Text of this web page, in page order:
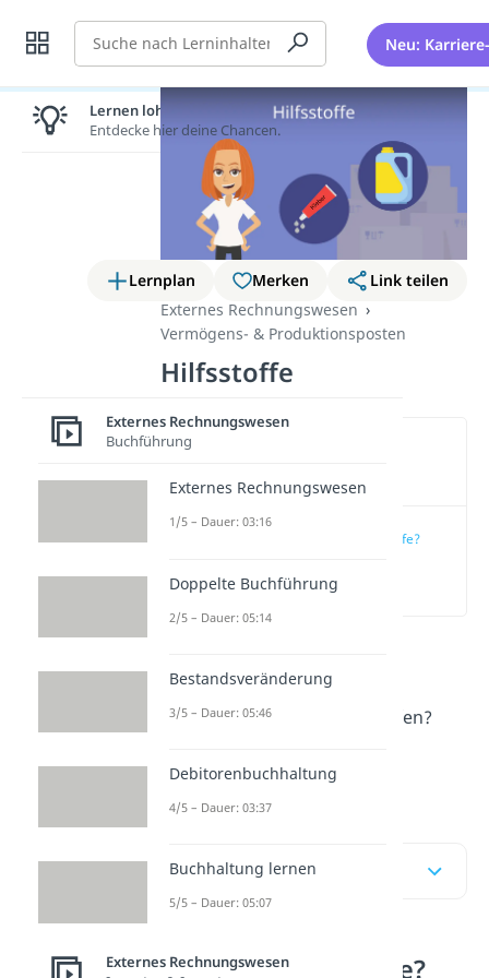
Suche Neu:
Lernplan Merken
Link teilen
Externes Rechnungswesen
Vermögens- & Produktionsposten
Hilfsstoffe
Wichtige Inhalte in diesem
Was sind Hilfsstoffe?
(00:16)
unterscheiden sie sich von
Rohstoffen und Betriebsstoffen?
darüber wissen musst.
Inhaltsübersicht
Was sind Hilfsstoffe?
Lernen lohnt sich!
Entdecke hier deine Chancen.
Externes Rechnungswesen
Buchführung
Externes Rechnungswesen
1/5 – Dauer: 03:16
Doppelte Buchführung
2/5 – Dauer: 05:14
Bestandsveränderung
3/5 – Dauer: 05:46
Debitorenbuchhaltung
4/5 – Dauer: 03:37
Buchhaltung lernen
5/5 – Dauer: 05:07
Externes Rechnungswesen